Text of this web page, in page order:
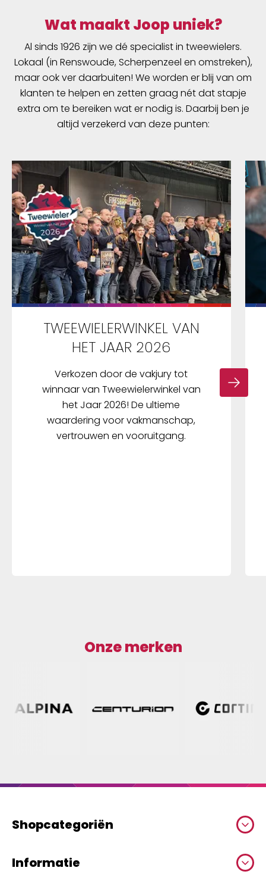
schoon en makkelijk te gebruiken!
Wat maakt Joop uniek?
Al sinds 1926 zijn we dé specialist in tweewielers.
Lokaal (in Renswoude, Scherpenzeel en omstreken),
maar ook ver daarbuiten! We worden er blij van om
klanten te helpen en zetten graag nét dat stapje
extra om te bereiken wat er nodig is. Daarbij ben je
altijd verzekerd van deze punten:
TWEEWIELERWINKEL VAN
HET JAAR 2026
Verkozen door de vakjury tot
winnaar van Tweewielerwinkel van
het Jaar 2026! De ultieme
waardering voor vakmanschap,
vertrouwen en vooruitgang.
Onze merken
Shopcategoriën
Informatie